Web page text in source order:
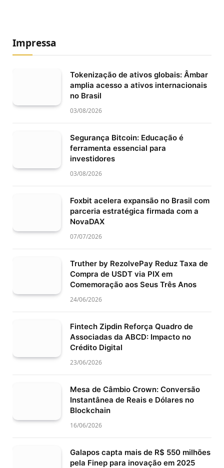
Impressa
Tokenização de ativos globais: Âmbar
amplia acesso a ativos internacionais
no Brasil
03/08/2026
Segurança Bitcoin: Educação é
ferramenta essencial para
investidores
03/08/2026
Foxbit acelera expansão no Brasil com
parceria estratégica firmada com a
NovaDAX
07/07/2026
Truther by RezolvePay Reduz Taxa de
Compra de USDT via PIX em
Comemoração aos Seus Três Anos
24/06/2026
Fintech Zipdin Reforça Quadro de
Associadas da ABCD: Impacto no
Crédito Digital
23/06/2026
Mesa de Câmbio Crown: Conversão
Instantânea de Reais e Dólares no
Blockchain
16/06/2026
Galapos capta mais de R$ 550 milhões
pela Finep para inovação em 2025